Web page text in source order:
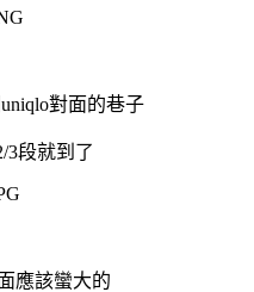
對面的巷子
3段就到了
應該蠻大的